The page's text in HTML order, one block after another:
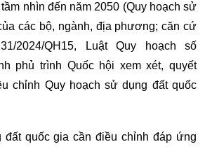
nhìn đến năm 2050 (Quy hoạch sử
các bộ, ngành, địa phương; căn cứ
2024/QH15, Luật Quy hoạch số
phủ trình Quốc hội xem xét, quyết
chỉnh Quy hoạch sử dụng đất quốc
đất quốc gia cần điều chỉnh đáp ứng